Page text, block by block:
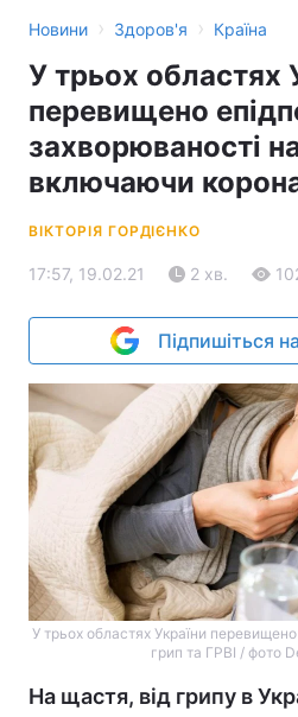
Новини › Здоров'я › Країна
У трьох областях
перевищено
захворюваності
включаючи
ВІКТОРІЯ ГОРДІЄНКО
17:57, 19.02.21 2 хв.
Підпишіться
У трьох областях України
грип та ГРВІ / фото
На щастя, від грипу в